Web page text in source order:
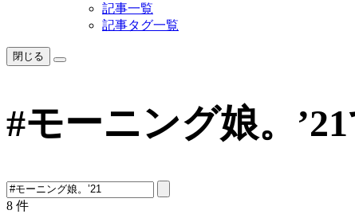
記事一覧
記事タグ一覧
閉じる
#モーニング娘。
8 件